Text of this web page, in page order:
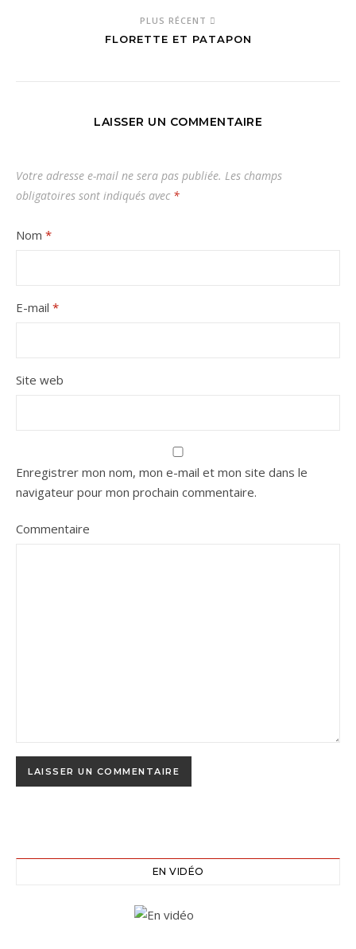
PLUS RÉCENT
FLORETTE ET PATAPON
LAISSER UN COMMENTAIRE
Votre adresse e-mail ne sera pas publiée. Les champs
obligatoires sont indiqués avec *
Nom *
E-mail *
Site web
Enregistrer mon nom, mon e-mail et mon site dans le
navigateur pour mon prochain commentaire.
Commentaire
EN VIDÉO